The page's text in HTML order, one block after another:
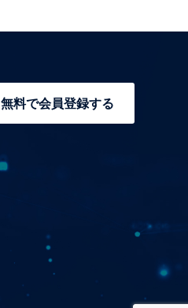
無料で会員登録する